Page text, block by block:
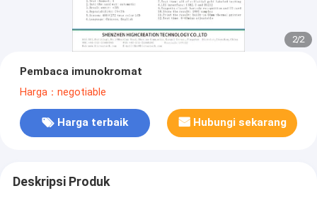
2/2
Pembaca imunokromat
Harga：negotiable
Harga terbaik Hubungi sekarang
Deskripsi Produk